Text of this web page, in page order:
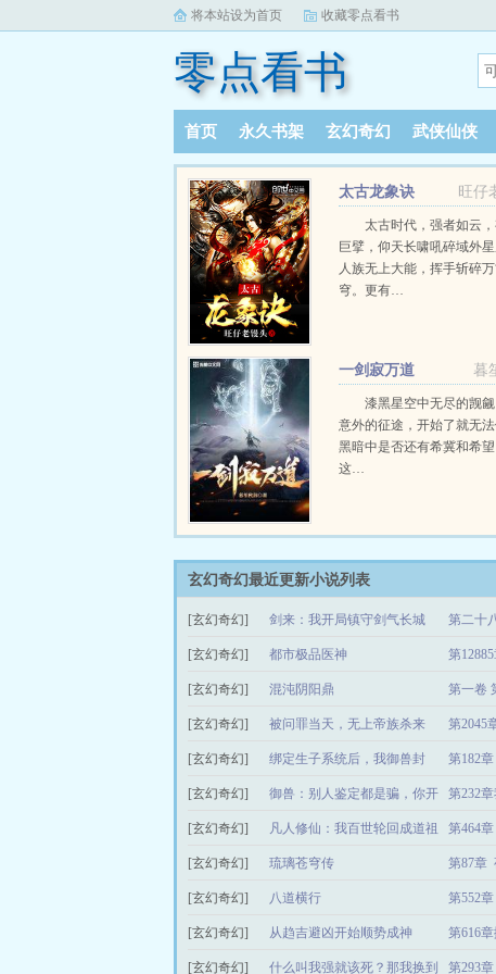
将本站设为首页 收藏零点看书
零点看书
首页 永久书架 玄幻奇幻 武侠仙侠
旺仔
太古龙象诀
太古时代，强者如云
巨擘，仰天长啸吼碎域外
人族无上大能，挥手斩碎
穹。更有…
暮
一剑寂万道
漆黑星空中无尽的觊
意外的征途，开始了就无法
黑暗中是否还有希冀和希望
这…
玄幻奇幻最近更新小说列表
[玄幻奇幻] 剑来：我开局镇守剑气长城 第二十
[玄幻奇幻] 都市极品医神 第
[玄幻奇幻] 混沌阴阳鼎 第一卷
[玄幻奇幻] 被问罪当天，无上帝族杀来 第2045
[玄幻奇幻] 绑定生子系统后，我御兽封
神！
第182
[玄幻奇幻] 御兽：别人鉴定都是骗，你开
神兽
第232
[玄幻奇幻] 凡人修仙：我百世轮回成道祖 第464
[玄幻奇幻] 琉璃苍穹传 第87章
[玄幻奇幻] 八道横行 第552
[玄幻奇幻] 从趋吉避凶开始顺势成神 第616章
[玄幻奇幻] 什么叫我强就该死？那我换到 第293